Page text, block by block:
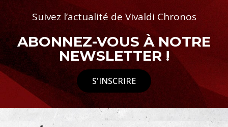
Suivez l’actualité de Vivaldi Chronos
ABONNEZ-VOUS À NOTRE
NEWSLETTER !
S'INSCRIRE